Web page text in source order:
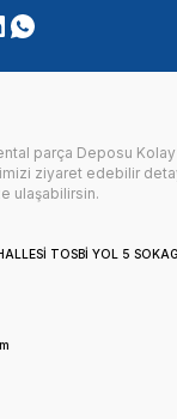
parça Deposu
ziyaret edebilir
ulaşabilirsin.
TOSBİ YOL 5